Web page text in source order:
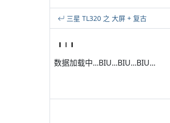
三星 TL320 之 大屏 + 复古
数据加载中...BIU...BIU...BIU...